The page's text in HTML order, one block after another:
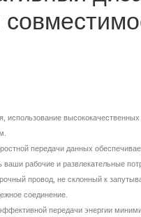
использование
передачи данных
рабочие и развлекательные
провод, не склонный к
соединение.
передачи энергии